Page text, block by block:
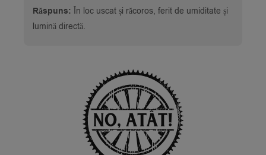
Răspuns: În loc uscat și răcoros, ferit de umiditate și
lumină directă.